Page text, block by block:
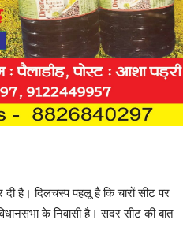
है। दिलचस्प पहलू है कि चारों सीट पर
के निवासी है। सदर सीट की बात